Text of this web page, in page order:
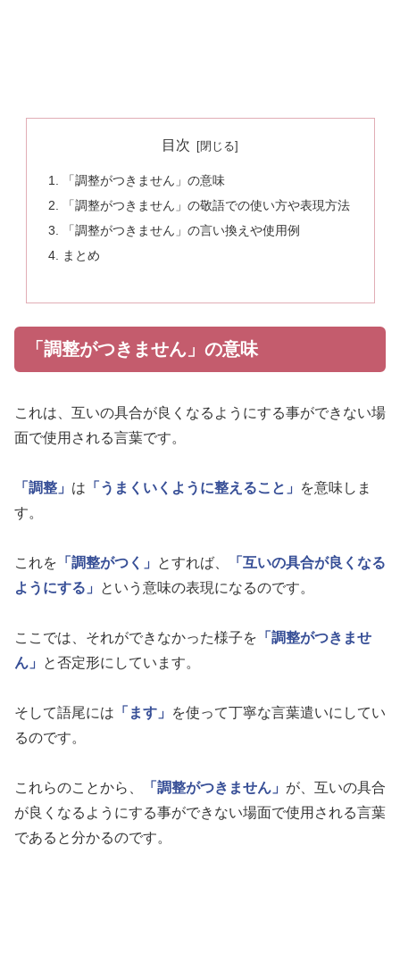
目次
「調整がつきません」の意味
「調整がつきません」の敬語での使い方や表現方法
「調整がつきません」の言い換えや使用例
まとめ
「調整がつきません」の意味
これは、互いの具合が良くなるようにする事ができない場
面で使用される言葉です。
「調整」 は 「うまくいくように整えること」
を意味しま
す。
これを 「調整がつく」 とすれば、
「互いの具合が良くなる
ようにする」
という意味の表現になるのです。
ここでは、それができなかった様子を 「調整がつきませ
ん」
と否定形にしています。
そして語尾には 「ます」
を使って丁寧な言葉遣いにしてい
るのです。
これらのことから、 「調整がつきません」 が、互いの具合
が良くなるようにする事ができない場面で使用される言葉
であると分かるのです。